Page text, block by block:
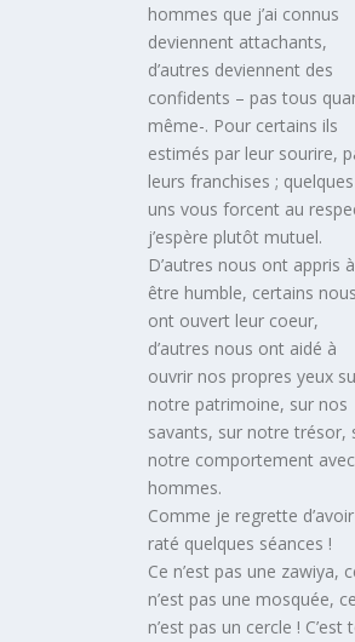
hommes que j’ai connus
deviennent attachants,
d’autres deviennent des
confidents – pas tous
même-. Pour certains ils
estimés par leur sourire,
leurs franchises ; quelques
uns vous forcent au
j’espère plutôt mutuel.
D’autres nous ont appris à
être humble, certains nous
ont ouvert leur coeur,
d’autres nous ont aidé à
ouvrir nos propres yeux
notre patrimoine, sur nos
savants, sur notre trésor,
notre comportement
hommes.
Comme je regrette d’avoir
raté quelques séances !
Ce n’est pas une zawiya,
n’est pas une mosquée, ce
n’est pas un cercle ! C’est